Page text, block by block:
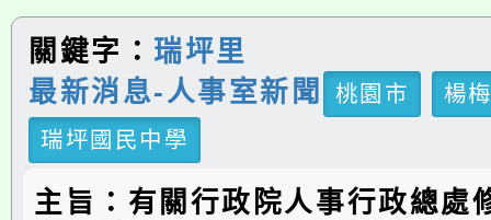
關鍵字： 瑞坪里
最新消息-人事室新聞
桃園市
楊
瑞坪國民中學
主旨：有關行政院人事行政總處